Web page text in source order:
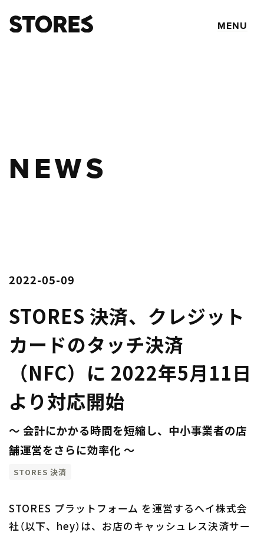
MENU
NEWS
2022-05-09
STORES 決済、クレジット
カードのタッチ決済
（NFC）に 2022年5月11日
より対応開始
〜 会計にかかる時間を短縮し、中小事業者の店
舗運営をさらに効率化 〜
STORES 決済
STORES プラットフォーム を運営するへイ株式会
社（以下、hey）は、お店のキャッシュレス決済サー